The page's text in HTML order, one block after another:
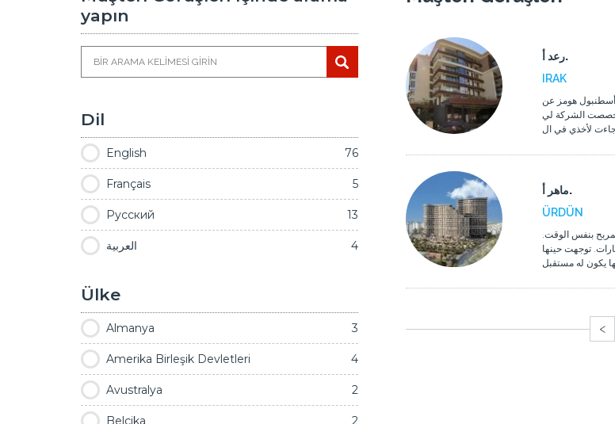
yapın
Dil
English 76
Français 5
Русский 13
العربية 4
Ülke
Almanya 3
Amerika Birleşik Devletleri 4
Avustralya 2
Belçika 2
رعد أ.
IRAK
أسطنبول هومز عن
وخصصت الشركة لي
ماهر أ.
ÜRDÜN
بنفس الوقت.
توجهت حينها
<